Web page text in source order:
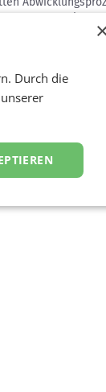
zur Seite.
zu definieren
Händler,
zu präsentieren,
Durch die